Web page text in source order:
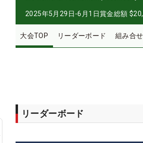
2025年5月29日-6月1日賞金総額
大会TOP リーダーボード 組み合せ
リーダーボード